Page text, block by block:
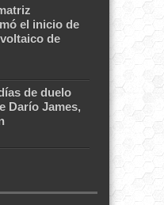
el inicio de
de
de duelo
Darío James,